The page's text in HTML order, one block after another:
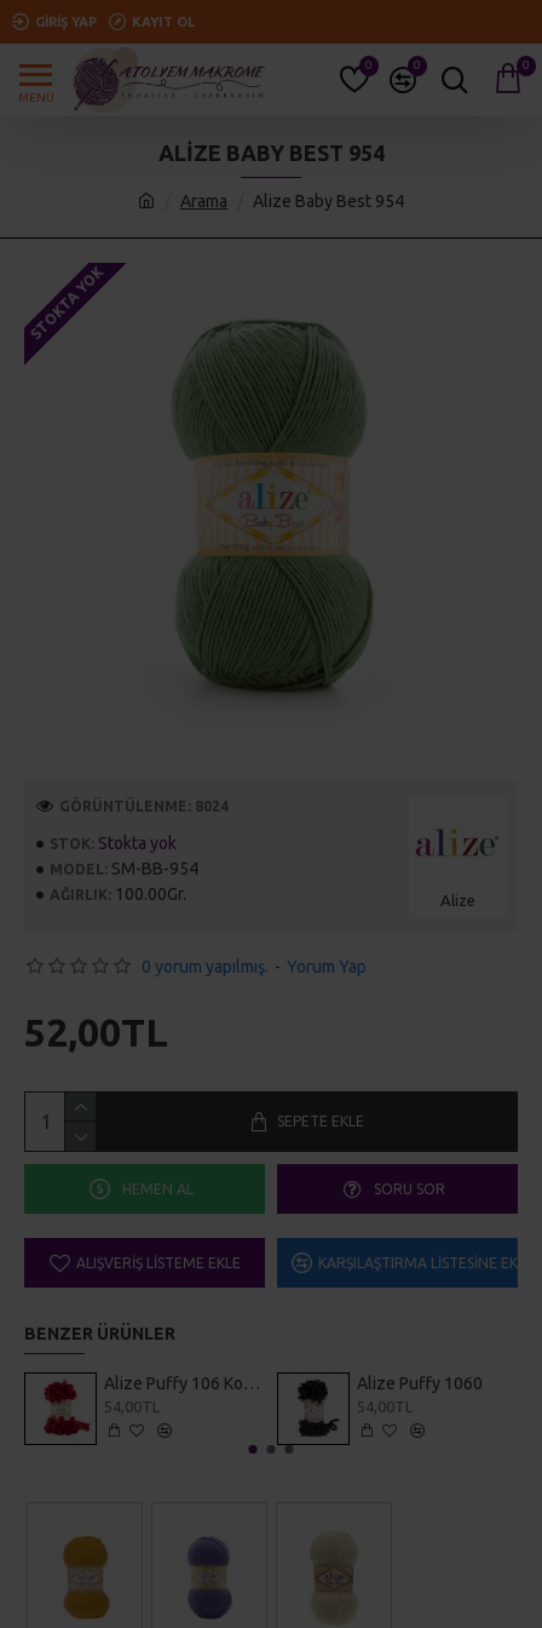
GIRIŞ YAP KAYIT OL
0 0 0
Arama Alize Baby Best 954
ALIZE BABY BEST 954
STOKTA YOK
STOK: Stokta yok
MODEL: SM-BB-954
AĞIRLIK: 100.00Gr. Alize
GÖRÜNTÜLENME: 8024
0 yorum yapılmış. - Yorum Yap
52,00TL
SEPETE EKLE
HEMEN AL SORU SOR
ALIŞVERIŞ LISTEME EKLE KARŞILAŞTIRMA LISTESINE EKLE
BENZER ÜRÜNLER
Alize Puffy 106 Koyu Kırmızı
54,00TL
Alize Puffy 1060
54,00TL